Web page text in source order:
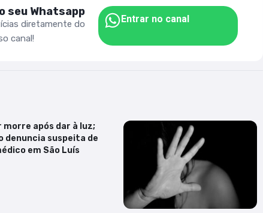
seu Whatsapp
diretamente do
canal!
Entrar no canal
morre após dar à luz;
denuncia suspeita de
em São Luís